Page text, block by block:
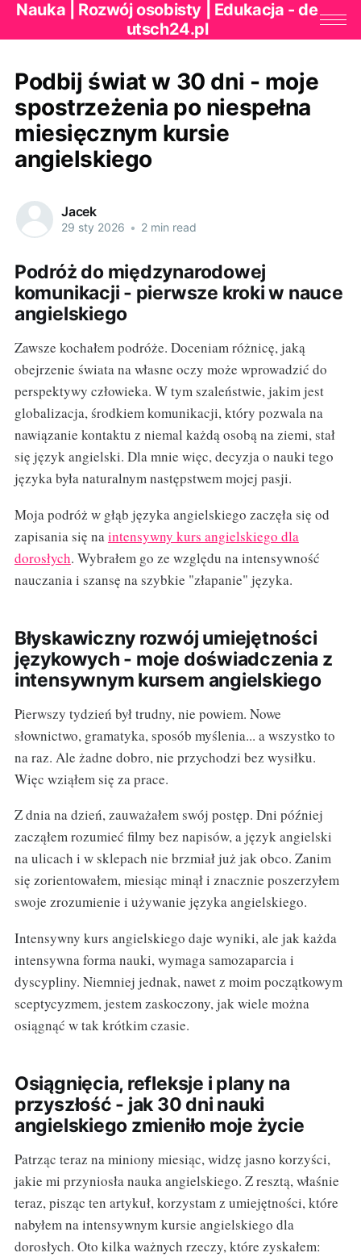
Nauka | Rozwój osobisty | Edukacja - de
utsch24.pl
Podbij świat w 30 dni - moje
spostrzeżenia po niespełna
miesięcznym kursie
angielskiego
Jacek
29 sty 2026 • 2 min read
Podróż do międzynarodowej
komunikacji - pierwsze kroki w nauce
angielskiego
Zawsze kochałem podróże. Doceniam różnicę, jaką
obejrzenie świata na własne oczy może wprowadzić do
perspektywy człowieka. W tym szaleństwie, jakim jest
globalizacja, środkiem komunikacji, który pozwala na
nawiązanie kontaktu z niemal każdą osobą na ziemi, stał
się język angielski. Dla mnie więc, decyzja o nauki tego
języka była naturalnym następstwem mojej pasji.
Moja podróż w głąb języka angielskiego zaczęła się od
zapisania się na intensywny kurs angielskiego dla
dorosłych. Wybrałem go ze względu na intensywność
nauczania i szansę na szybkie "złapanie" języka.
Błyskawiczny rozwój umiejętności
językowych - moje doświadczenia z
intensywnym kursem angielskiego
Pierwszy tydzień był trudny, nie powiem. Nowe
słownictwo, gramatyka, sposób myślenia... a wszystko to
na raz. Ale żadne dobro, nie przychodzi bez wysiłku.
Więc wziąłem się za prace.
Z dnia na dzień, zauważałem swój postęp. Dni później
zacząłem rozumieć filmy bez napisów, a język angielski
na ulicach i w sklepach nie brzmiał już jak obco. Zanim
się zorientowałem, miesiąc minął i znacznie poszerzyłem
swoje zrozumienie i używanie języka angielskiego.
Intensywny kurs angielskiego daje wyniki, ale jak każda
intensywna forma nauki, wymaga samozaparcia i
dyscypliny. Niemniej jednak, nawet z moim początkowym
sceptycyzmem, jestem zaskoczony, jak wiele można
osiągnąć w tak krótkim czasie.
Osiągnięcia, refleksje i plany na
przyszłość - jak 30 dni nauki
angielskiego zmieniło moje życie
Patrząc teraz na miniony miesiąc, widzę jasno korzyści,
jakie mi przyniosła nauka angielskiego. Z resztą, właśnie
teraz, pisząc ten artykuł, korzystam z umiejętności, które
nabyłem na intensywnym kursie angielskiego dla
dorosłych. Oto kilka ważnych rzeczy, które zyskałem: